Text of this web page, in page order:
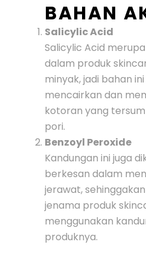
BAHAN
Salicylic Acid
Salicylic Acid
dalam produk
minyak, jadi bahan
mencairkan dan
kotoran yang
pori.
Benzoyl Peroxide
Kandungan ini juga
berkesan dalam
jerawat,
jenama produk
menggunakan
produknya.